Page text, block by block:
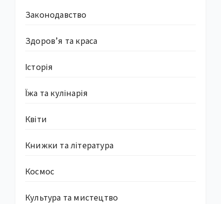
Законодавство
Здоров’я та краса
Історія
Їжа та кулінарія
Квіти
Книжки та література
Космос
Культура та мистецтво